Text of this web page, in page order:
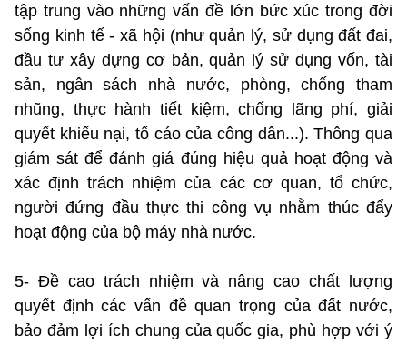
tập trung vào những vấn đề lớn bức xúc trong đời
sống kinh tế - xã hội (như quản lý, sử dụng đất đai,
đầu tư xây dựng cơ bản, quản lý sử dụng vốn, tài
sản, ngân sách nhà nước, phòng, chống tham
nhũng, thực hành tiết kiệm, chống lãng phí, giải
quyết khiếu nại, tố cáo của công dân...). Thông qua
giám sát để đánh giá đúng hiệu quả hoạt động và
xác định trách nhiệm của các cơ quan, tổ chức,
người đứng đầu thực thi công vụ nhằm thúc đẩy
hoạt động của bộ máy nhà nước.
5- Đề cao trách nhiệm và nâng cao chất lượng
quyết định các vấn đề quan trọng của đất nước,
bảo đảm lợi ích chung của quốc gia, phù hợp với ý